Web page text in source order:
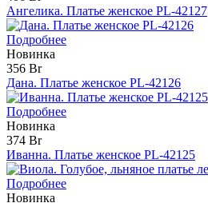
Ангелика. Платье женское PL-42127
Подробнее
Новинка
356 Br
Дана. Платье женское PL-42126
Подробнее
Новинка
374 Br
Иванна. Платье женское PL-42125
Подробнее
Новинка